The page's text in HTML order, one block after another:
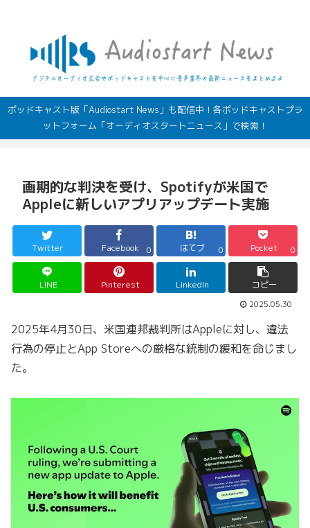
ポッドキャスト版「Audiostart News」も配信中！各ポッドキャストプラ
ットフォーム「オーディオスタートニュース」で検索！
画期的な判決を受け、Spotifyが米国で
Appleに新しいアプリアップデート実施
Twitter Facebook 0 はてブ 0 Pocket 0
LINE Pinterest LinkedIn コピー
2025.05.30
2025年4月30日、米国連邦裁判所はAppleに対し、違法
行為の停止とApp Storeへの厳格な統制の緩和を命じまし
た。